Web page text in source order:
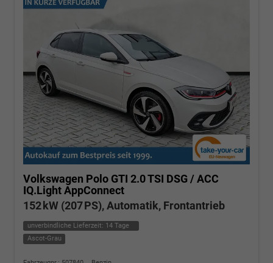
Volkswagen Polo GTI 2.0 TSI DSG / ACC
IQ.Light AppConnect
152 kW (207 PS), Automatik, Frontantrieb
unverbindliche Lieferzeit: 14 Tage
Ascot-Grau